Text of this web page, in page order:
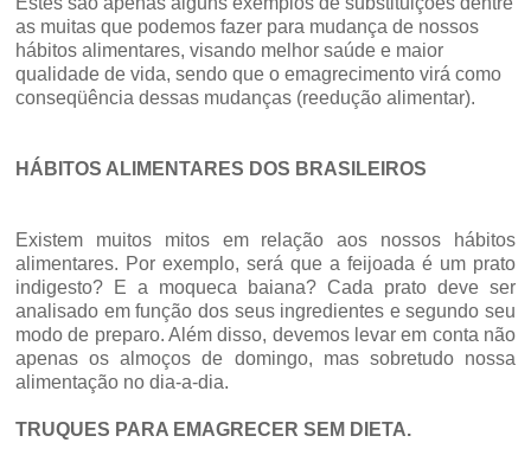
as muitas que podemos fazer para mudança de nossos
hábitos alimentares, visando melhor saúde e maior
qualidade de vida, sendo que o emagrecimento virá como
conseqüência dessas mudanças (reedução alimentar).
HÁBITOS ALIMENTARES DOS BRASILEIROS
Existem muitos mitos em relação aos nossos hábitos
alimentares. Por exemplo, será que a feijoada é um prato
indigesto? E a moqueca baiana? Cada prato deve ser
analisado em função dos seus ingredientes e segundo seu
modo de preparo. Além disso, devemos levar em conta não
apenas os almoços de domingo, mas sobretudo nossa
alimentação no dia-a-dia.
TRUQUES PARA EMAGRECER SEM DIETA.